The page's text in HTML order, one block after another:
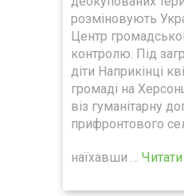
розміновують
Центр
контролю. Під
діти Наприкінці
громаді на
віз гуманітарну
прифронтового
наїхавши …